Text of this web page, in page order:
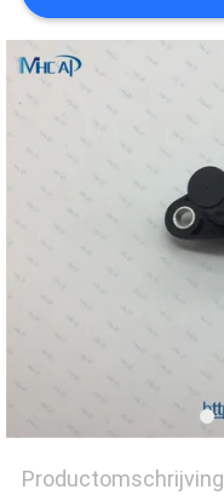
POLICY
Productomschrijving